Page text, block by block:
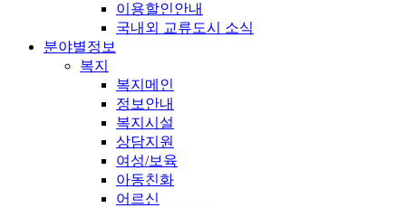
이용할인안내
국내외 교류도시 소식
분야별정보
복지
복지메인
정보안내
복지시설
상담지원
여성/보육
아동친화
어르신